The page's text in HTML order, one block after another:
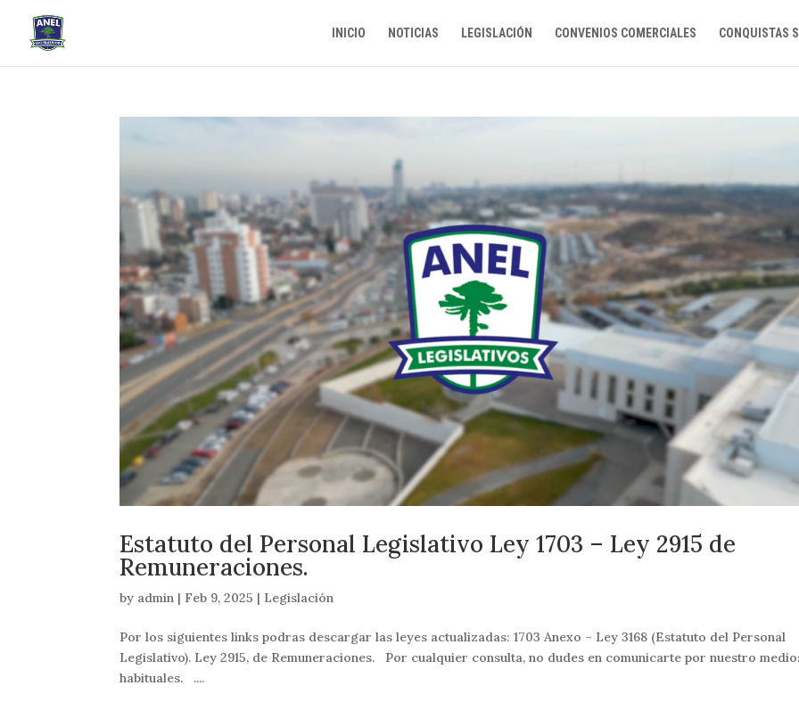
INICIO NOTICIAS LEGISLACIÓN CONVENIOS COMERCIALES CONQUISTAS
Estatuto del Personal Legislativo Ley 1703 – Ley 2915 de
Remuneraciones.
by admin | Feb 9, 2025 | Legislación
Por los siguientes links podras descargar las leyes actualizadas: 1703 Anexo – Ley 3168 (Estatuto del Personal
Legislativo). Ley 2915, de Remuneraciones. Por cualquier consulta, no dudes en comunicarte por nuestro
habituales. ....